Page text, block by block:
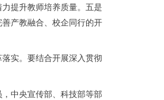
提升教师培养质量。五是
产教融合、校企同行的开
实。要结合开展深入贯彻
中央宣传部、科技部等部